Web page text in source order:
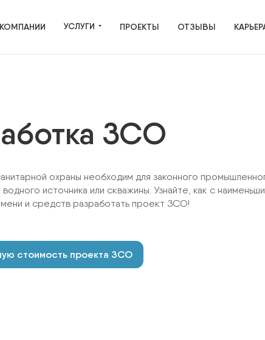
УСЛУГИ
ОТХОДЫ ПРОИЗВОДСТВА
ВОДНЫЕ РЕСУРСЫ
НЕДРОПОЛЬЗОВАНИЕ
ЭКОЛОГИЧЕСКОЕ ЛИЦЕНЗИРОВАНИЕ
ПРОЕКТЫ ОТЗЫВЫ
ЗСО
охраны необходим для законного
водного источника или скважины. Узнайте, как с
и средств разработать проект ЗСО!
стоимость проекта ЗСО